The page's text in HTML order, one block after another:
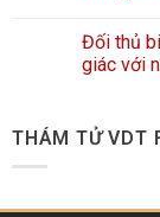
Đối thủ
giác với
THÁM TỬ VDT